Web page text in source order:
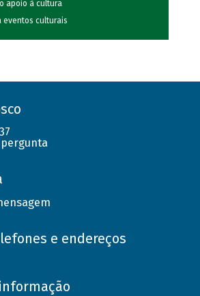
o apoio à cultura
eventos culturais
e endereços